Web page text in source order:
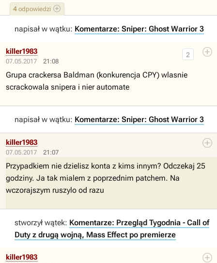
4 odpowiedzi
napisał w wątku: Komentarze: Sniper: Ghost Warrior 3
07.05.2017 21:08
2
killer1983
Grupa crackersa Baldman (konkurencja CPY) wlasnie
scrackowala snipera i nier automate
napisał w wątku: Komentarze: Sniper: Ghost Warrior 3
07.05.2017 21:07
killer1983
Przypadkiem nie dzielisz konta z kims innym? Odczekaj 25
godziny. Ja tak mialem z poprzednim patchem. Na
wczorajszym ruszylo od razu
stworzył wątek: Komentarze: Przegląd Tygodnia - Call of
Duty z drugą wojną, Mass Effect po premierze
killer1983